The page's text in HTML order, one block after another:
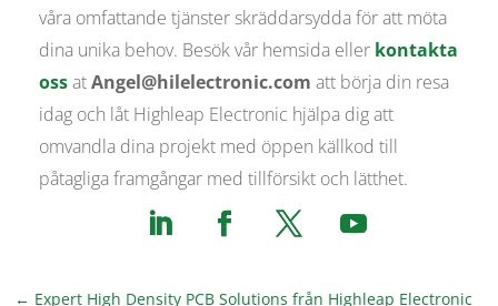
våra omfattande tjänster skräddarsydda för att möta
dina unika behov. Besök vår hemsida eller kontakta
ossatAngel@hilelectronic.com att börja din resa
idag och låt Highleap Electronic hjälpa dig att
omvandla dina projekt med öppen källkod till
påtagliga framgångar med tillförsikt och lätthet.
← Expert High Density PCB Solutions från Highleap Electronic